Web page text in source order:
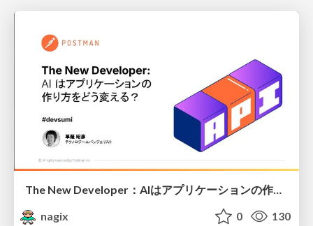
The New Developer：AIはアプリケーションの作り方をどう変える？
nagix
0 130